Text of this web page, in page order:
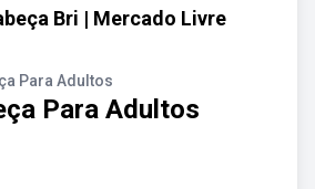
Bri | Mercado Livre
Para Adultos
Para Adultos